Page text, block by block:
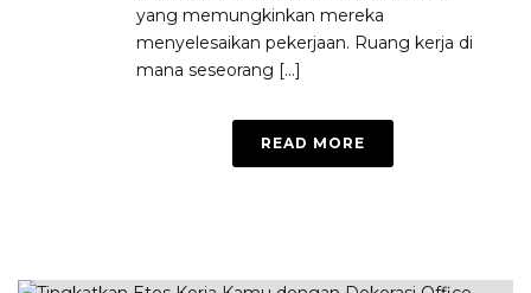
yang memungkinkan mereka
menyelesaikan pekerjaan. Ruang kerja di
mana seseorang [...]
READ MORE